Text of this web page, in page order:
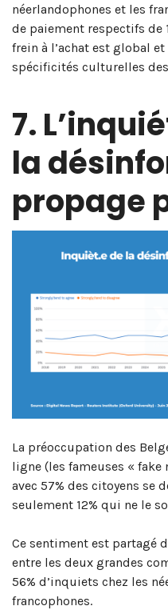
néerlandophones et les
de paiement respectifs de
frein à l’achat est global
spécificités culturelles
7.
la
propage
La préoccupation des
ligne (les fameuses « fake
avec 57% des citoyens se
seulement 12% qui ne le
Ce sentiment est partagé
entre les deux grandes
56% d’inquiets chez les
francophones.